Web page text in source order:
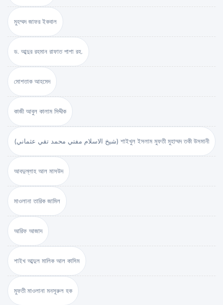
মুহম্মদ জাফর ইকবাল
ড. আব্দুর রহমান রাফাত পাশা রহ.
মোশতাক আহমেদ
কাজী আবুল কালাম সিদ্দীক
(شيخ الاسلام مفتي محمد تقي عثماني) শাইখুল ইসলাম মুফতী মুহাম্মদ তকী উসমানী
আবদুল্লাহ আল মাসউদ
মাওলানা তারিক জামিল
আরিফ আজাদ
শাইখ আব্দুল মালিক আল কাসিম
মুফতী মাওলানা মনসূরুল হক